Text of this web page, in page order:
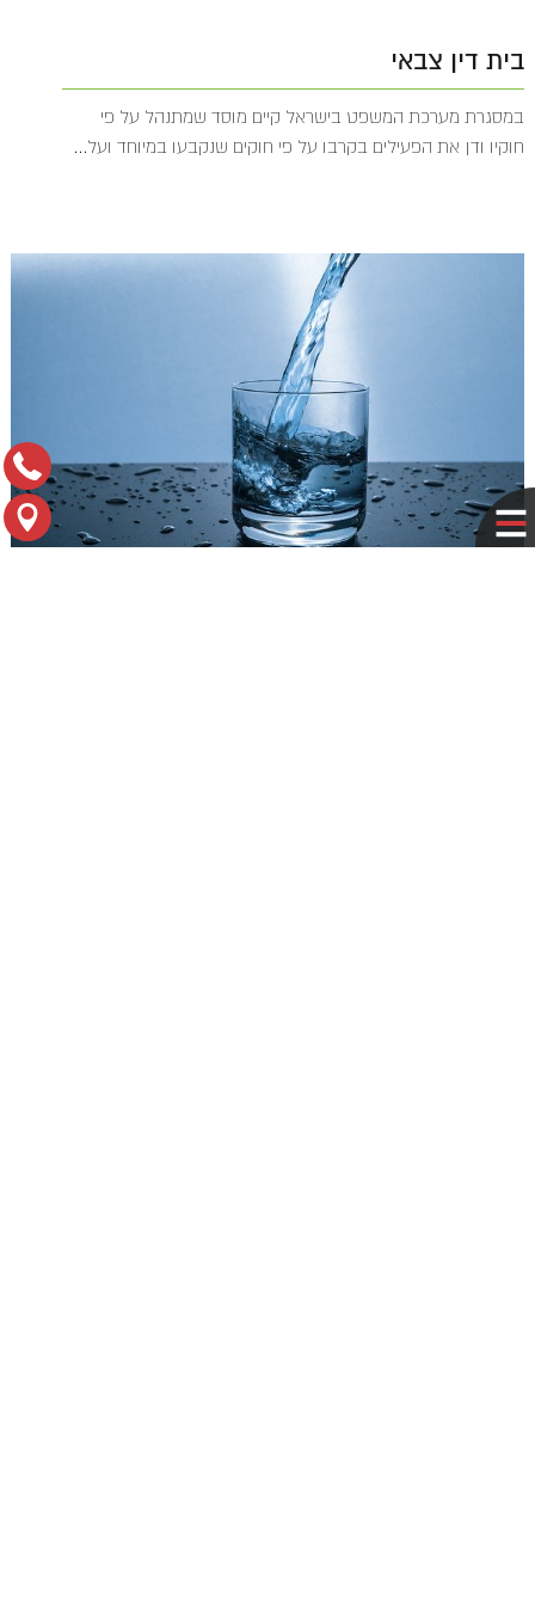
בית דין צבאי
במסגרת מערכת המשפט בישראל קיים מוסד שמתנהל על פי
חוקיו ודן את הפעילים בקרבו על פי חוקים שנקבעו במיוחד ועל...